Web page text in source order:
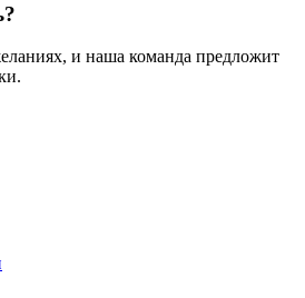
и наша команда предложит